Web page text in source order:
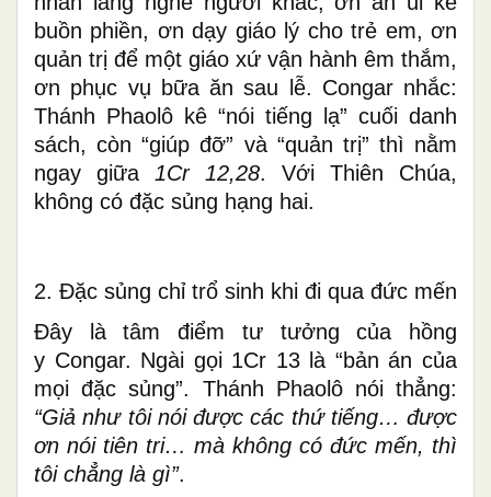
buồn phiền, ơn dạy giáo lý cho trẻ em, ơn
quản trị để một giáo xứ vận hành êm thắm,
ơn phục vụ bữa ăn sau lễ. Congar nhắc:
Thánh Phaolô kê “nói tiếng lạ” cuối danh
sách, còn “giúp đỡ” và “quản trị” thì nằm
ngay giữa 1Cr 12,28. Với Thiên Chúa,
không có đặc sủng hạng hai.
2. Đặc sủng chỉ trổ sinh khi đi qua đức mến
Đây là tâm điểm tư tưởng của hồng
y Congar. Ngài gọi 1Cr 13 là “bản án của
mọi đặc sủng”. Thánh Phaolô nói thẳng:
“Giả như tôi nói được các thứ tiếng… được
ơn nói tiên tri… mà không có đức mến, thì
tôi chẳng là gì”.